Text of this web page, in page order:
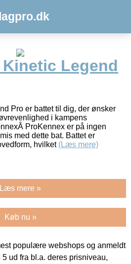
Legend
Pro er battet til dig, der ønsker
i kampens
ProKennex er på ingen
med dette bat. Battet er
hvilket (Læs mere)
Læs mere »
Køb nu »
populære webshops og anmeldt
ud fra bl.a. deres prisniveau,